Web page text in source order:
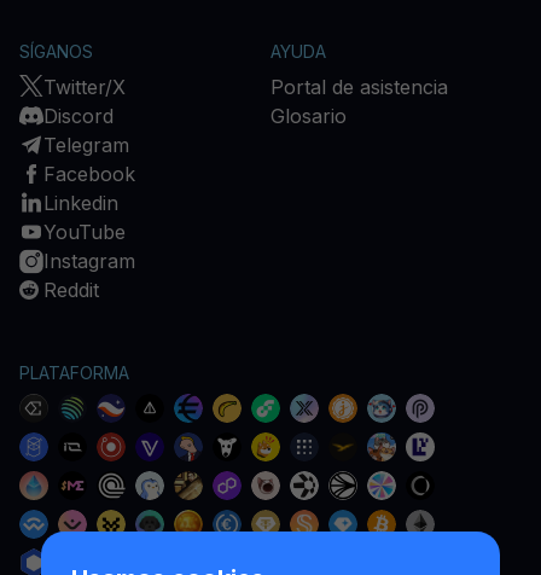
SÍGANOS
Twitter/X
Discord
Telegram
Facebook
Linkedin
YouTube
Instagram
Reddit
AYUDA
Portal de asistencia
Glosario
PLATAFORMA